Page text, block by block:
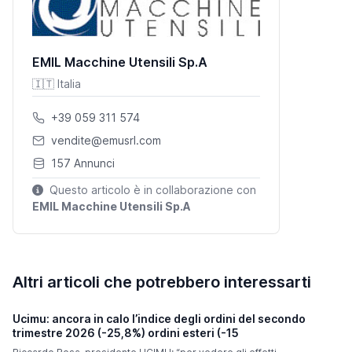
EMIL Macchine Utensili Sp.A
🇮🇹 Italia
+39 059 311 574
vendite@emusrl.com
157 Annunci
Questo articolo è in collaborazione con
EMIL Macchine Utensili Sp.A
Altri articoli che potrebbero interessarti
Ucimu: ancora in calo l’indice degli ordini del secondo
trimestre 2026 (-25,8%) ordini esteri (-15